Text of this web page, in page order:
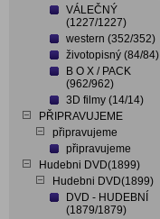
VÁLEČNÝ
(1227/1227)
western (352/352)
životopisný (84/84)
B O X / PACK
(962/962)
3D filmy (14/14)
PŘIPRAVUJEME
připravujeme
připravujeme
Hudebni DVD(1899)
Hudebni DVD(1899)
DVD - HUDEBNÍ
(1879/1879)